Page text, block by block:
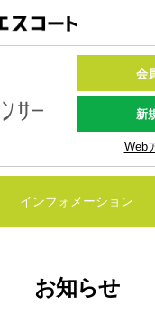
カードをつかう
NSポイント
キャンペーン
サービス
会
新
Web
インフォメーション
お知らせ